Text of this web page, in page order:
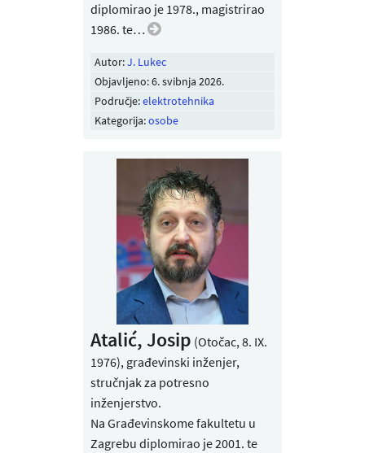
diplomirao je 1978., magistrirao
1986. te…
Autor:J. Lukec
Objavljeno:6. svibnja 2026.
Područje:elektrotehnika
Kategorija:osobe
Atalić, Josip (Otočac, 8. IX.
1976), građevinski inženjer,
stručnjak za potresno
inženjerstvo.
Na Građevinskome fakultetu u
Zagrebu diplomirao je 2001. te